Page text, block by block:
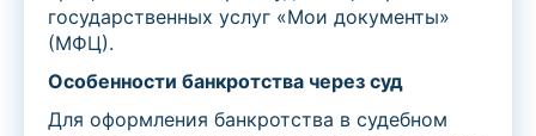
государственных услуг «Мои документы»
(МФЦ).
Особенности банкротства через суд
Для оформления банкротства в судебном